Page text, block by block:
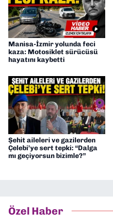
Manisa-İzmir yolunda feci
kaza: Motosiklet sürücüsü
hayatını kaybetti
Şehit aileleri ve gazilerden
Çelebi’ye sert tepki: “Dalga
mı geçiyorsun bizimle?”
Özel Haber